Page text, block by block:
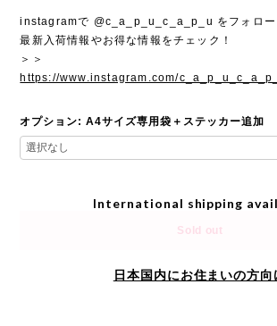
instagramで @c_a_p_u_c_a_p_u をフォロー
最新入荷情報やお得な情報をチェック！
＞＞
https://www.instagram.com/
オプション: A4サイズ専用袋＋ステッカー追加
International shipping
Sold out
日本国内にお住まいの方向